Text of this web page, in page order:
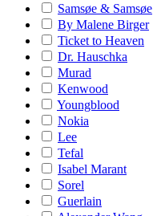
Samsøe & Samsøe
By Malene Birger
Ticket to Heaven
Dr. Hauschka
Murad
Kenwood
Youngblood
Nokia
Lee
Tefal
Isabel Marant
Sorel
Guerlain